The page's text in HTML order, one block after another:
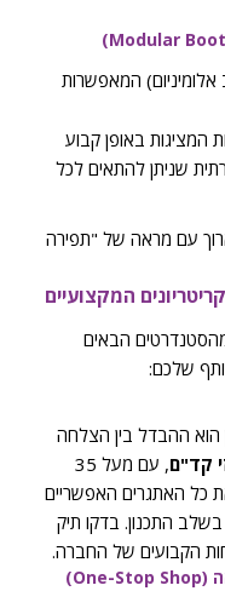
אלומיניום) המאפשרות
המציגות באופן קבוע
שניתן להתאים לכל
עם מראה של "תפירה
המקצועיים
הבאים
שלכם:
הוא ההבדל בין הצלחה
קד"ם
, עם מעל 35
כל האתגרים האפשריים
בשלב התכנון. בדקו תיק
הקבועים של החברה.